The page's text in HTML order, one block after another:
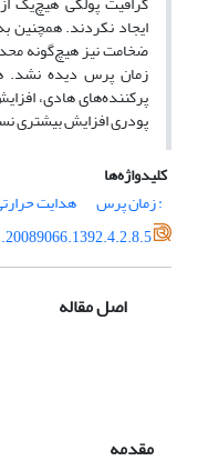
ایجاد نکردند.
ضخامت نیز هیچ‌گونه
زمان پرس دیده نشد.
پرکننده‌های هادی،
پودری افزایش بیشتری
کلیدواژه‌ها
: زمان پرس
هدایت
اصل مقاله
مقدمه